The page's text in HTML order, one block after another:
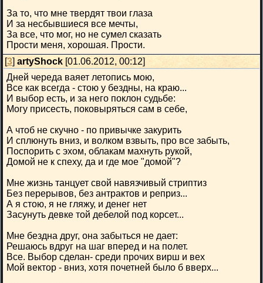
За то, что мне твердят твои глаза
И за несбывшиеся все мечты,
За все, что мог, но не сумел сказать
Прости меня, хорошая. Прости.
[3] artyShock [01.06.2012, 00:12]
Дней череда ваяет летопись мою,
Все как всегда - стою у бездны, на краю...
И выбор есть, и за него поклон судьбе:
Могу присесть, поковыряться сам в себе,
А чтоб не скучно - по привычке закурить
И сплюнуть вниз, и волком взвыть, про все забыть,
Поспорить с эхом, облакам махнуть рукой,
Домой не к спеху, да и где мое "домой"?
Мне жизнь танцует свой навязчивый стриптиз
Без перерывов, без антрактов и реприз...
А я стою, я не гляжу, и денег нет
Засунуть девке той дебелой под корсет...
Мне бездна друг, она забыться не дает:
Решаюсь вдруг на шаг вперед и на полет.
Все. Выбор сделан- среди прочих вирш и вех
Мой вектор - вниз, хотя почетней было б вверх...